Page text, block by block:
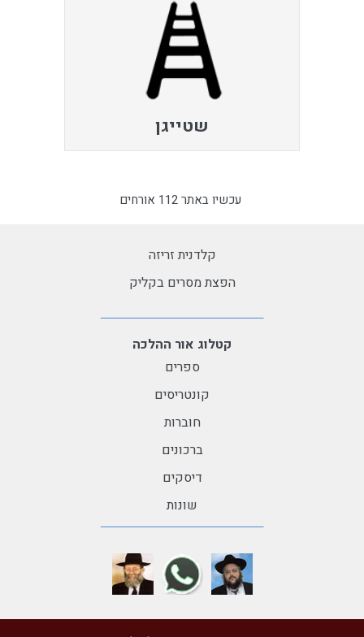
שטייגן
עכשיו באתר 112 אורחים
קלדנית זריזה
הפצת מסרים בקליק
קטלוג אור ההלכה
ספרים
קונטריסים
חוברות
ברכונים
דיסקים
שונות